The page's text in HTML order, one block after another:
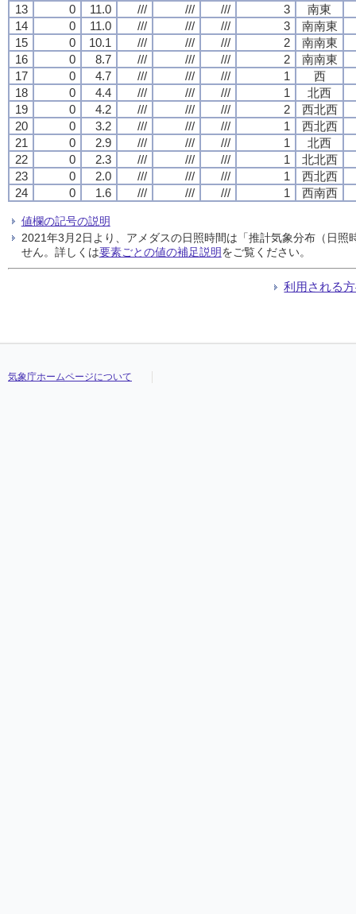
13
0 11.0 /// /// /// 3
南東
14
0 11.0 /// /// /// 3
南南東
15
0 10.1 /// /// /// 2
南南東
16
0 8.7 /// /// /// 2
南南東
17
0 4.7 /// /// /// 1
西
18
0 4.4 /// /// /// 1
北西
19
0 4.2 /// /// /// 2
西北西
20
0 3.2 /// /// /// 1
西北西
21
0 2.9 /// /// /// 1
北西
22
0 2.3 /// /// /// 1
北北西
23
0 2.0 /// /// /// 1
西北西
24
0 1.6 /// /// /// 1 西南西
値欄の記号の説明
2021年3月2日より、アメダスの日照時間は「推計気象分布（日
せん。詳しくは要素ごとの値の補足説明をご覧ください。
利用される
気象庁ホームページについて